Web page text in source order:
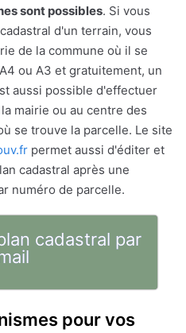
sont possibles. Si vous
d'un terrain, vous
de la commune où il se
ou A3 et gratuitement, un
aussi possible d'effectuer
mairie ou au centre des
se trouve la parcelle. Le site
permet aussi d'éditer et
cadastral après une
numéro de parcelle.
cadastral par
pour vos